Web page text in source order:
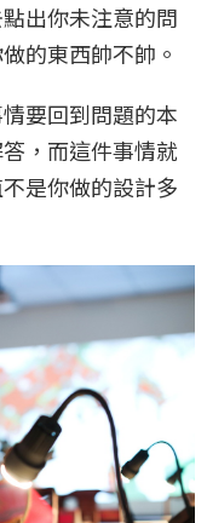
出你未注意的問
的東西帥不帥。
要回到問題的本
，而這件事情就
是你做的設計多